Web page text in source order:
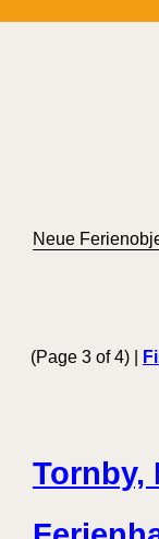
Neue
(Page 3 of 4) |
Tornby,